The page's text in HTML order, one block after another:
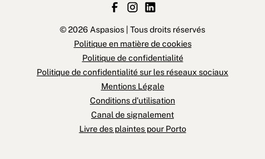
© 2026 Aspasios | Tous droits réservés
Politique en matière de cookies
Politique de confidentialité
Politique de confidentialité sur les réseaux sociaux
Mentions Légale
Conditions d'utilisation
Canal de signalement
Livre des plaintes pour Porto